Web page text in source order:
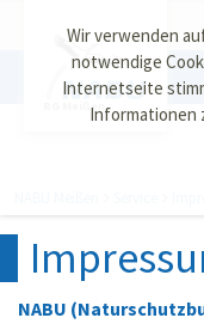
Wir verwenden
notwendige
Internetseite
Informationen
RG Meißen
NABU